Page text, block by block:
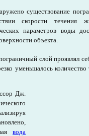
существование
скорости течения
параметров воды
объекта.
слой проявлял
уменьшалось количество
Дж.
вода